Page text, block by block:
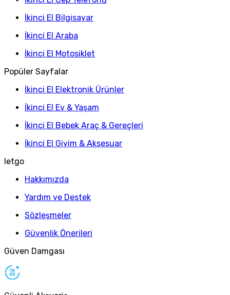
İkinci El Bilgisayar
İkinci El Araba
İkinci El Motosiklet
Popüler Sayfalar
İkinci El Elektronik Ürünler
İkinci El Ev & Yaşam
İkinci El Bebek Araç & Gereçleri
İkinci El Giyim & Aksesuar
letgo
Hakkımızda
Yardım ve Destek
Sözleşmeler
Güvenlik Önerileri
Güven Damgası